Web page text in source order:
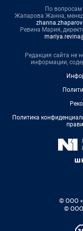
По вопросам
Жапарова Жанна,
Ревина Мария,
Редакция сайта не
информации,
Политика
© ООО
© ООО